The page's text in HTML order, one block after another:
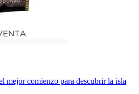
mejor comienzo para descubrir la isla